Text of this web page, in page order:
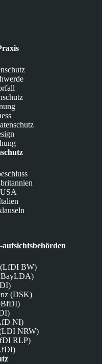
(LfDI BW)
(DSK)
NI)
NRW)
RLP)